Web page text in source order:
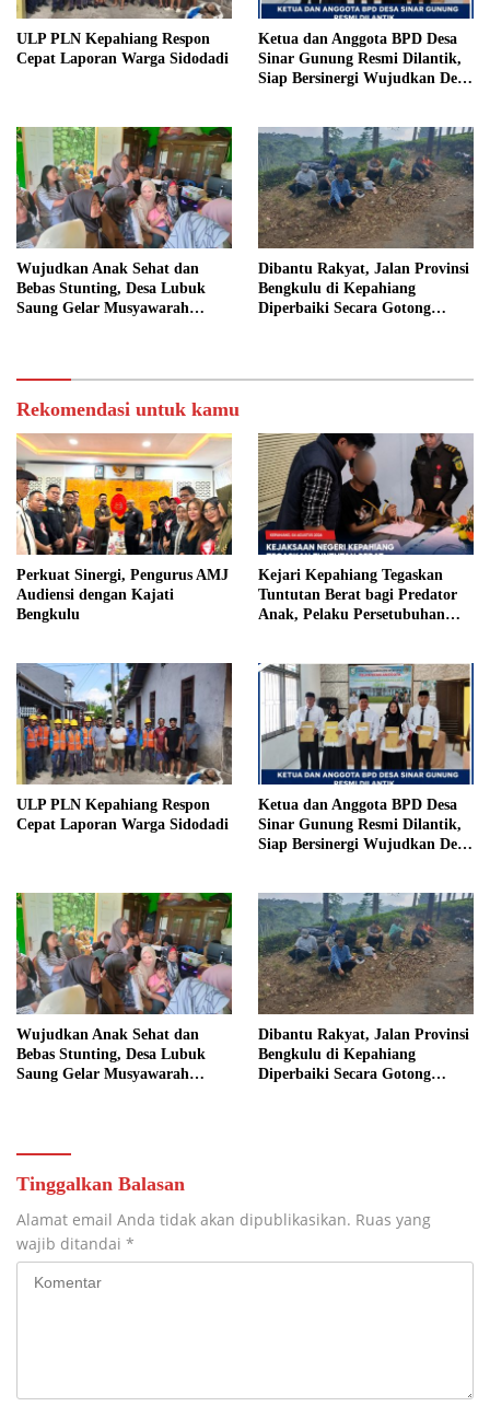
ULP PLN Kepahiang Respon
Cepat Laporan Warga Sidodadi
Ketua dan Anggota BPD Desa
Sinar Gunung Resmi Dilantik,
Siap Bersinergi Wujudkan Desa
Wujudkan Anak Sehat dan
Bebas Stunting, Desa Lubuk
Saung Gelar Musyawarah
Dibantu Rakyat, Jalan Provinsi
Bengkulu di Kepahiang
Diperbaiki Secara Gotong
Rekomendasi untuk kamu
Perkuat Sinergi, Pengurus AMJ
Audiensi dengan Kajati
Bengkulu
Kejari Kepahiang Tegaskan
Tuntutan Berat bagi Predator
Anak, Pelaku Persetubuhan
Penjara
ULP PLN Kepahiang Respon
Cepat Laporan Warga Sidodadi
Ketua dan Anggota BPD Desa
Sinar Gunung Resmi Dilantik,
Siap Bersinergi Wujudkan Desa
Wujudkan Anak Sehat dan
Bebas Stunting, Desa Lubuk
Saung Gelar Musyawarah
Dibantu Rakyat, Jalan Provinsi
Bengkulu di Kepahiang
Diperbaiki Secara Gotong
Tinggalkan Balasan
Alamat email Anda tidak akan dipublikasikan. Ruas yang
wajib ditandai *